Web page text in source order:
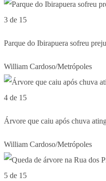
3 de 15
Parque do Ibirapuera sofreu
William Cardoso/Metrópoles
4 de 15
Árvore que caiu após chuva
William Cardoso/Metrópoles
5 de 15